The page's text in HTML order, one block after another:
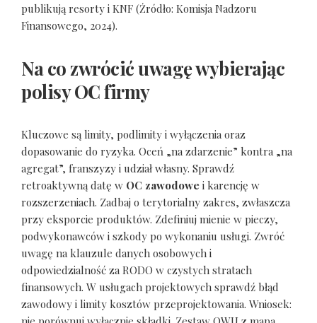
publikują resorty i KNF (Źródło: Komisja Nadzoru
Finansowego, 2024).
Na co zwrócić uwagę wybierając
polisy OC firmy
Kluczowe są limity, podlimity i wyłączenia oraz
dopasowanie do ryzyka. Oceń „na zdarzenie” kontra „na
agregat”, franszyzy i udział własny. Sprawdź
retroaktywną datę w OC zawodowe i karencję w
rozszerzeniach. Zadbaj o terytorialny zakres, zwłaszcza
przy eksporcie produktów. Zdefiniuj mienie w pieczy,
podwykonawców i szkody po wykonaniu usługi. Zwróć
uwagę na klauzule danych osobowych i
odpowiedzialność za RODO w czystych stratach
finansowych. W usługach projektowych sprawdź błąd
zawodowy i limity kosztów przeprojektowania. Wniosek: